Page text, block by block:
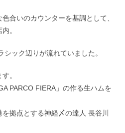
合いのカウンターを基調として、
。
ック辺りが流れていました。
。
PARCO FIERA」の作る生ハムを
拠点とする神経〆の達人 長谷川